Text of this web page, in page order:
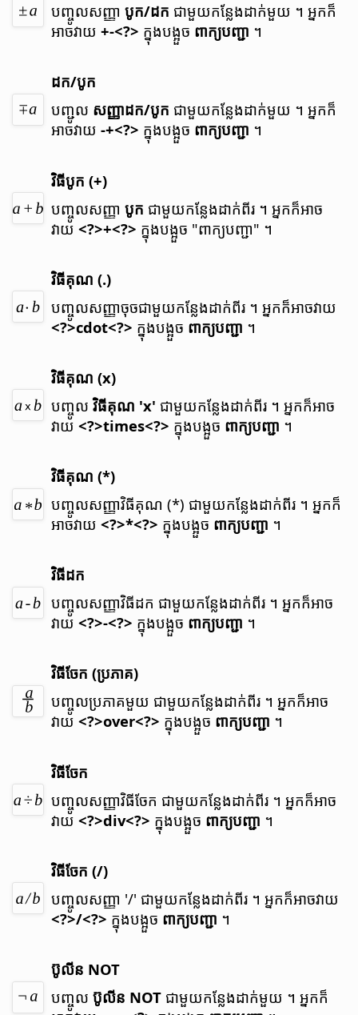
បញ្ចូល​សញ្ញាបូក/ដក ជាមួយ​កន្លែង​ដាក់​មួយ ។ អ្នក​ក៏​
អាច​វាយ+-<?> ក្នុង​បង្អួច ពាក្យ​បញ្ជា ។
ដក/បូក
បញ្ជូល សញ្ញា​ដក​/​បូក ជាមួយ​កន្លែង​ដាក់​មួយ ។ អ្នក​ក៏​
អាច​វាយ-+<?> ​ ក្នុង​បង្អួច ពាក្យ​បញ្ជា ។
វិធី​បូក (+)
បញ្ចូល​សញ្ញាបូក ជាមួយ​កន្លែង​ដាក់​ពីរ ។ អ្នក​ក៏​អាច​
វាយ<?>+<?> ក្នុង​បង្អួច "ពាក្យ​បញ្ជា" ។
វិធី​គុណ (.)
បញ្ចូល​សញ្ញា​ចុច​ជាមួយ​កន្លែង​ដាក់​ពីរ ។ អ្នក​ក៏​អាច​វាយ
<?>cdot<?> ក្នុង​បង្អួច ពាក្យ​បញ្ជា ។
វិធី​គុណ (x)
បញ្ចូលវិធី​គុណ 'x' ជាមួយ​កន្លែង​ដាក់​ពីរ ។ អ្នក​ក៏​អាច​
វាយ<?>times<?> ក្នុង​បង្អួច ពាក្យ​បញ្ជា ។
វិធី​គុណ (*)
បញ្ចូល​សញ្ញា​វិធី​គុណ (*) ជាមួយ​កន្លែង​ដាក់​ពីរ ។ អ្នក​ក៏​
អាច​វាយ<?>*<?> ក្នុង​បង្អួច ពាក្យ​បញ្ជា ។
វិធី​ដក
បញ្ចូល​សញ្ញា​វិធី​ដក ជាមួយ​កន្លែង​ដាក់​ពីរ ។ អ្នក​ក៏​អាច​
វាយ<?>-<?> ក្នុង​បង្អួច ពាក្យ​បញ្ជា ។
វិធី​ចែក (ប្រភាគ​)
បញ្ចូល​ប្រភាគ​មួយ ជាមួយ​កន្លែង​ដាក់​ពីរ ។ អ្នក​ក៏​អាច​
វាយ<?>over<?> ក្នុង​បង្អួច ពាក្យ​បញ្ជា ។
វិធី​ចែក
បញ្ចូល​សញ្ញា​វិធី​ចែក ជាមួយ​កន្លែង​ដាក់​ពីរ ។ អ្នក​ក៏​អាច​
វាយ<?>div<?> ក្នុង​បង្អួច ពាក្យ​បញ្ជា ។
វិធី​ចែក (/)
បញ្ចូល​សញ្ញា '/' ជាមួយ​កន្លែង​ដាក់​ពីរ ។អ្នក​ក៏​អាច​វាយ
<?>/<?> ក្នុង​បង្អួច ពាក្យ​បញ្ជា ។
ប៊ូលីន NOT
បញ្ចូលប៊ូលីន NOT ជាមួយ​កន្លែង​ដាក់​មួយ ។ អ្នក​ក៏​